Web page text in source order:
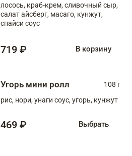
лосось, краб-крем, сливочный сыр,
салат айсберг, масаго, кунжут,
спайси соус
719 ₽ В корзину
Угорь мини ролл
108 г
рис, нори, унаги соус, угорь, кунжут
469 ₽ Выбрать